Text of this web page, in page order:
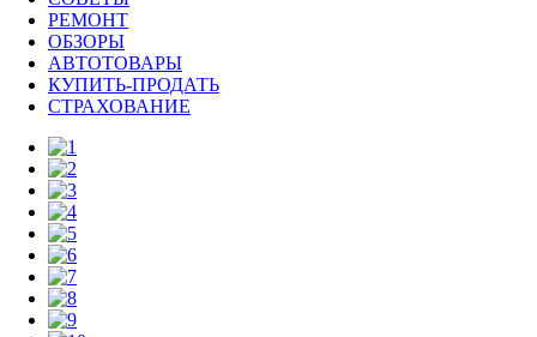
РЕМОНТ
ОБЗОРЫ
АВТОТОВАРЫ
КУПИТЬ-ПРОДАТЬ
СТРАХОВАНИЕ